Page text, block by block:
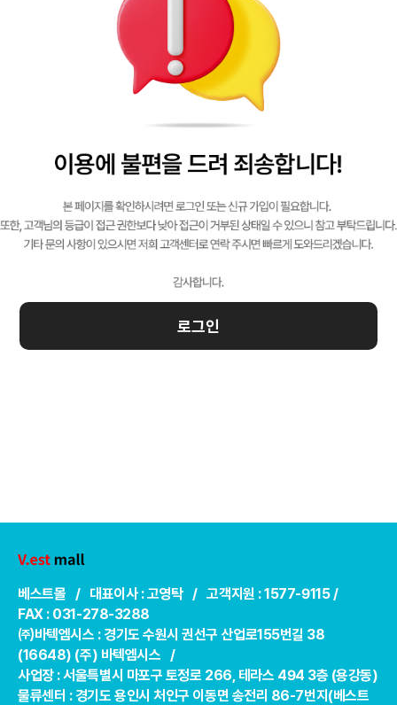
로그인
베스트몰 / 대표이사 : 고영탁 / 고객지원 : 1577-9115 /
FAX : 031-278-3288
㈜바텍엠시스 : 경기도 수원시 권선구 산업로155번길 38
(16648) (주) 바텍엠시스 /
사업장 : 서울특별시 마포구 토정로 266, 테라스 494 3층 (용강동)
물류센터 : 경기도 용인시 처인구 이동면 송전리 86-7번지(베스트